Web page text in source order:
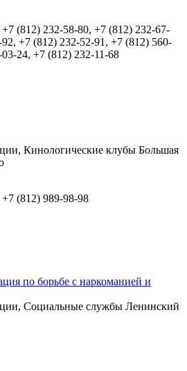
(812) 232-58-80, +7 (812) 232-67-
+7 (812) 232-52-91, +7 (812) 560-
24, +7 (812) 232-11-68
Кинологические клубы Большая
(812) 989-98-98
по борьбе с наркоманией и
Социальные службы Ленинский